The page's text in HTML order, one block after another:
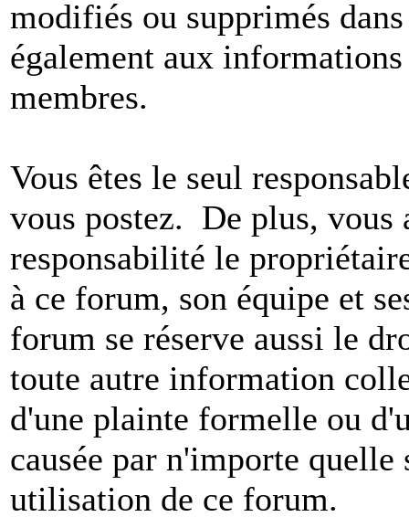
modifiés ou supprimés
également aux
membres.
Vous êtes le seul
vous postez. De plus, vous
responsabilité le
à ce forum, son équipe et
forum se réserve aussi le
toute autre information
d'une plainte formelle ou
causée par n'importe
utilisation de ce forum.